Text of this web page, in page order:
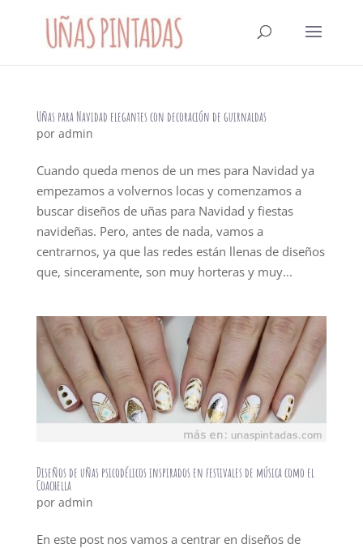
Uñas para Navidad elegantes con decoración de guirnaldas
por admin
Cuando queda menos de un mes para Navidad ya
empezamos a volvernos locas y comenzamos a
buscar diseños de uñas para Navidad y fiestas
navideñas. Pero, antes de nada, vamos a
centrarnos, ya que las redes están llenas de diseños
que, sinceramente, son muy horteras y muy...
Diseños de uñas psicodélicos inspirados en festivales de música como el
Coachella
por admin
En este post nos vamos a centrar en diseños de